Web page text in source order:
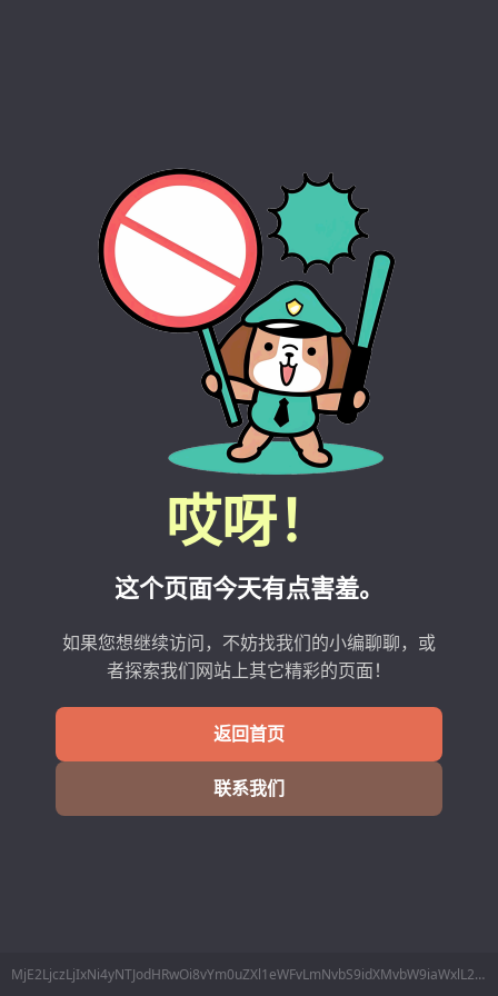
哎呀！
这个页面今天有点害羞。
如果您想继续访问，不妨找我们的小编聊聊，或
者探索我们网站上其它精彩的页面！
返回首页
联系我们
MjE2LjczLjIxNi4yNTJodHRwOi8vYm0uZXl1eWFvLmNvbS9idXMvbW9iaWxlL2xpbmVzTWluZm8ucGhwP2RhdGE9NTI26Lev